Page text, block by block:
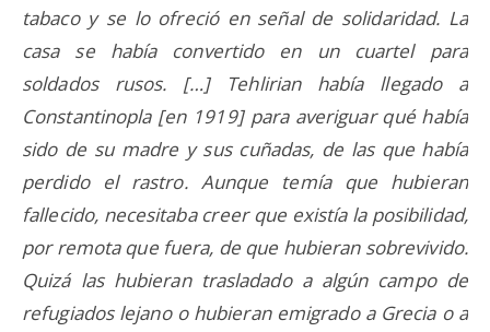
tabaco y se lo ofreció en señal de solidaridad. La
casa se había convertido en un cuartel para
soldados rusos. […] Tehlirian había llegado a
Constantinopla [en 1919] para averiguar qué había
sido de su madre y sus cuñadas, de las que había
perdido el rastro. Aunque temía que hubieran
fallecido, necesitaba creer que existía la posibilidad,
por remota que fuera, de que hubieran sobrevivido.
Quizá las hubieran trasladado a algún campo de
refugiados lejano o hubieran emigrado a Grecia o a